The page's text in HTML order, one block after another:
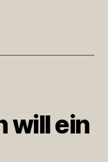
will ein